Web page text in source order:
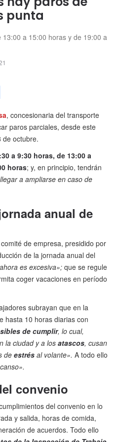
punta
a 15:00 horas y de 19:00 a
, concesionaria del transporte
paros parciales, desde este
de octubre.
a 9:30 horas, de 13:00 a
horas; y, en principio, tendrán
a ampliarse en caso de
anual de
de empresa, presidido por
de la jornada anual del
es excesiva»;que se regule
coger vacaciones en período
subrayan que en la
hasta 10 horas diarias con
de cumplir, lo cual,
la ciudad y a losatascos, cusan
de estrés al volante». A todo ello
convenio
del convenio en lo
y salida, horas de comida,
de acuerdos. Todo ello